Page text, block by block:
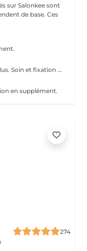
sur Salonkee sont
de base. Ces
Diagnostique + Shampooing traitant inclus. Soin et fixation en supplément.
en supplément.
274